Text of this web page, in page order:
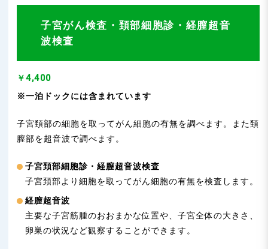
子宮がん検査・頚部細胞診・経膣超音
波検査
￥4,400
※一泊ドックには含まれています
子宮頚部の細胞を取ってがん細胞の有無を調べます。また頚
膣部を超音波で調べます。
子宮頚部細胞診・経膣超音波検査
子宮頚部より細胞を取ってがん細胞の有無を検査します。
経膣超音波
主要な子宮筋腫のおおまかな位置や、子宮全体の大きさ、
卵巣の状況など観察することができます。